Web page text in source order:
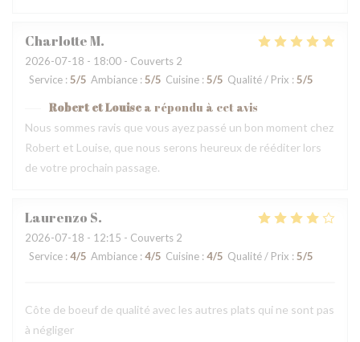
CharlotteM
2026-07-18 - 18:00 - Couverts 2
Service : 5/5 Ambiance : 5/5 Cuisine : 5/5 Qualité / Prix : 5/5
Robert et Louise a répondu à cet avis
Nous sommes ravis que vous ayez passé un bon moment chez
Robert et Louise, que nous serons heureux de rééditer lors
de votre prochain passage.
Laurenzo S
2026-07-18 - 12:15 - Couverts 2
Service : 4/5 Ambiance : 4/5 Cuisine : 4/5 Qualité / Prix : 5/5
Côte de boeuf de qualité avec les autres plats qui ne sont pas
à négliger